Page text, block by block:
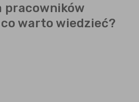
pracowników
warto wiedzieć?